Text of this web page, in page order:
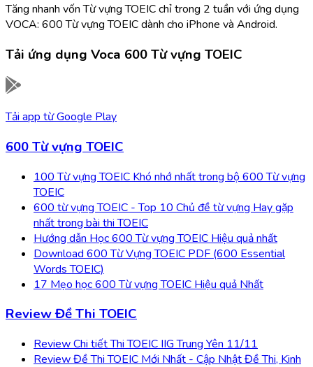
Tăng nhanh vốn Từ vựng TOEIC chỉ trong 2 tuần với ứng dụng
VOCA: 600 Từ vựng TOEIC dành cho iPhone và Android.
Tải ứng dụng Voca 600 Từ vựng TOEIC
Tải app từGoogle Play
600 Từ vựng TOEIC
100 Từ vựng TOEIC Khó nhớ nhất trong bộ 600 Từ vựng
TOEIC
600 từ vựng TOEIC - Top 10 Chủ đề từ vựng Hay gặp
nhất trong bài thi TOEIC
Hướng dẫn Học 600 Từ vựng TOEIC Hiệu quả nhất
Download 600 Từ Vựng TOEIC PDF (600 Essential
Words TOEIC)
17 Mẹo học 600 Từ vựng TOEIC Hiệu quả Nhất
Review Đề Thi TOEIC
Review Chi tiết Thi TOEIC IIG Trung Yên 11/11
Review Đề Thi TOEIC Mới Nhất - Cập Nhật Đề Thi, Kinh